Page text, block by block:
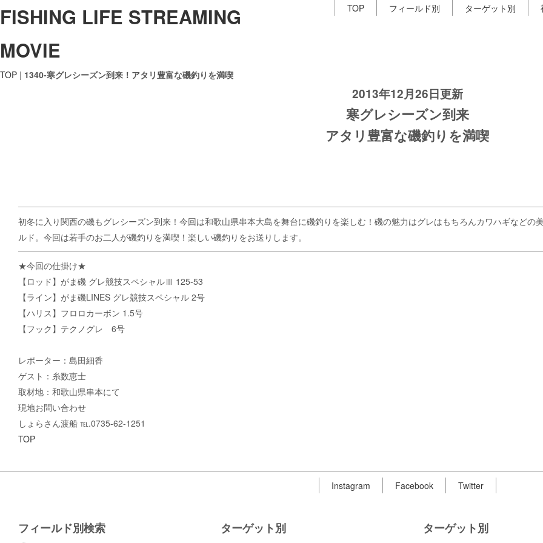
FISHING LIFE STREAMING
MOVIE
TOP フィールド別 ターゲット別
TOP | 1340-寒グレシーズン到来！アタリ豊富な磯釣りを満喫
2013年12月26日更新
寒グレシーズン到来
アタリ豊富な磯釣りを満喫
初冬に入り関西の磯もグレシーズン到来！今回は和歌山県串本大島を舞台に磯釣りを楽しむ！磯の魅力はグレはもちろんカワハギなど
ルド。今回は若手のお二人が磯釣りを満喫！楽しい磯釣りをお送りします。
★今回の仕掛け★
【ロッド】がま磯 グレ競技スペシャルⅢ 125-53
【ライン】がま磯LINES グレ競技スペシャル 2号
【ハリス】フロロカーボン 1.5号
【フック】テクノグレ 6号
レポーター：島田細香
ゲスト：糸数恵士
取材地：和歌山県串本にて
現地お問い合わせ
しょらさん渡船 ℡.0735-62-1251
TOP
Instagram Facebook Twitter
フィールド別検索 ターゲット別 ターゲット別